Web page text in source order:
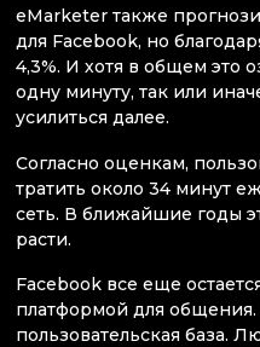
eMarketer также
для Facebook, но
4,3%. И хотя в общем это
одну минуту, так или
усилиться далее.
Согласно оценкам,
тратить около 34 минут
сеть. В ближайшие годы
расти.
Facebook все еще
платформой для
пользовательская база.